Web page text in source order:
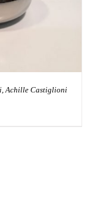
Achille Castiglioni